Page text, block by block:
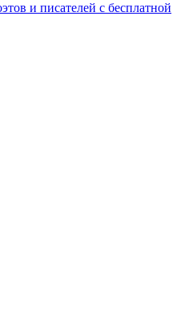
и писателей с бесплатной